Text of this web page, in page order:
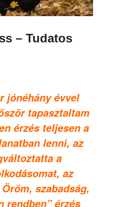
– Tudatos
jónéhány évvel
tapasztaltam
érzés teljesen a
lenni, az
a
az
szabadság,
rendben” érzés